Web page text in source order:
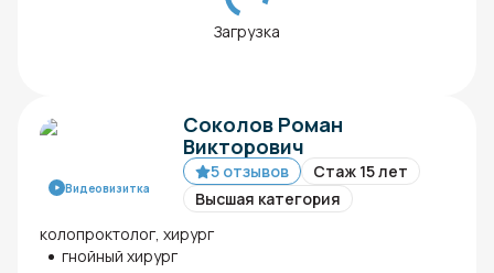
Загрузка
Видеовизитка
Соколов Роман
Викторович
5 отзывов
Стаж 15 лет
Высшая категория
колопроктолог, хирург
гнойный хирург